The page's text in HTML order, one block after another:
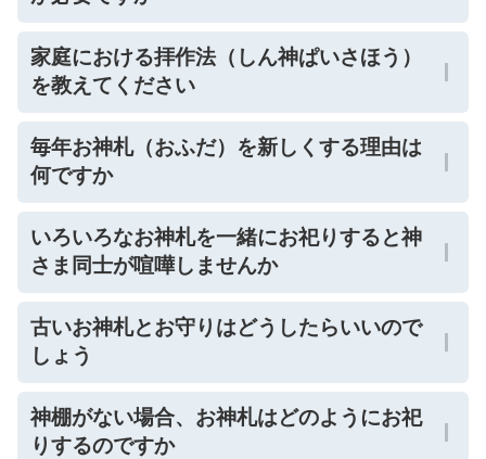
家庭における拝作法（しん神ぱいさほう）
を教えてください
毎年お神札（おふだ）を新しくする理由は
何ですか
いろいろなお神札を一緒にお祀りすると神
さま同士が喧嘩しませんか
古いお神札とお守りはどうしたらいいので
しょう
神棚がない場合、お神札はどのようにお祀
りするのですか